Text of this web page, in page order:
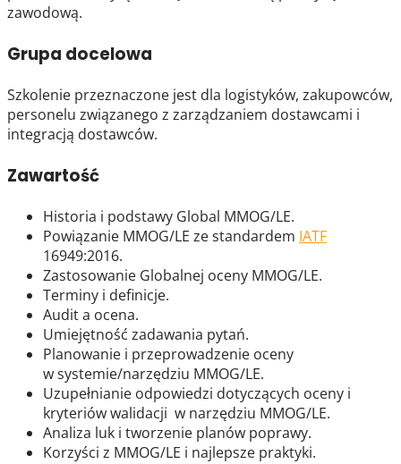
zawodową.
Grupa docelowa
Szkolenie przeznaczone jest dla logistyków, zakupowców,
personelu związanego z zarządzaniem dostawcami i
integracją dostawców.
Zawartość
Historia i podstawy Global MMOG/LE.
Powiązanie MMOG/LE ze standardem IATF
16949:2016.
Zastosowanie Globalnej oceny MMOG/LE.
Terminy i definicje.
Audit a ocena.
Umiejętność zadawania pytań.
Planowanie i przeprowadzenie oceny
w systemie/narzędziu MMOG/LE.
Uzupełnianie odpowiedzi dotyczących oceny i
kryteriów walidacji w narzędziu MMOG/LE.
Analiza luk i tworzenie planów poprawy.
Korzyści z MMOG/LE i najlepsze praktyki.